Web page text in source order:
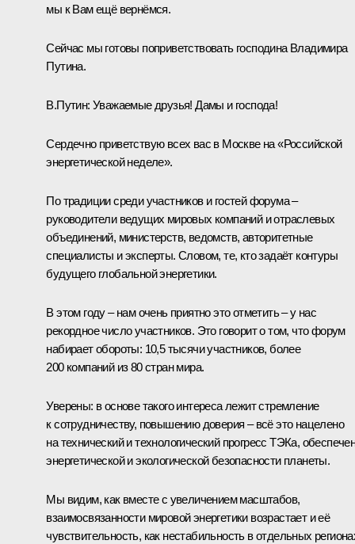
мы к Вам ещё вернёмся.
Сейчас мы готовы поприветствовать господина Владимира
Путина.
В.Путин: Уважаемые друзья! Дамы и господа!
Сердечно приветствую всех вас в Москве на «Российской
энергетической неделе».
По традиции среди участников и гостей форума –
руководители ведущих мировых компаний и отраслевых
объединений, министерств, ведомств, авторитетные
специалисты и эксперты. Словом, те, кто задаёт контуры
будущего глобальной энергетики.
В этом году – нам очень приятно это отметить – у нас
рекордное число участников. Это говорит о том, что форум
набирает обороты: 10,5 тысячи участников, более
200 компаний из 80 стран мира.
Уверены: в основе такого интереса лежит стремление
к сотрудничеству, повышению доверия – всё это нацелено
на технический и технологический прогресс ТЭКа,
энергетической и экологической безопасности планеты.
Мы видим, как вместе с увеличением масштабов,
взаимосвязанности мировой энергетики возрастает и её
чувствительность, как нестабильность в отдельных